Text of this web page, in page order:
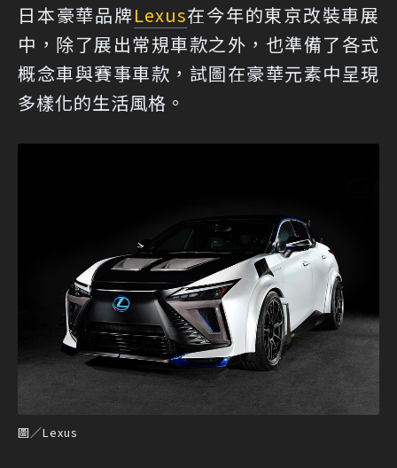
日本豪華品牌Lexus在今年的東京改裝車展
中，除了展出常規車款之外，也準備了各式
概念車與賽事車款，試圖在豪華元素中呈現
多樣化的生活風格。
圖／Lexus